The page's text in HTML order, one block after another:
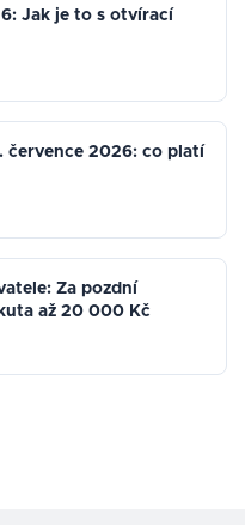
Jak je to s otvírací
července 2026: co platí
Za pozdní
až 20 000 Kč